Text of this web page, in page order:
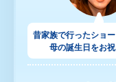
昔家族で行ったショ
母の誕生日をお